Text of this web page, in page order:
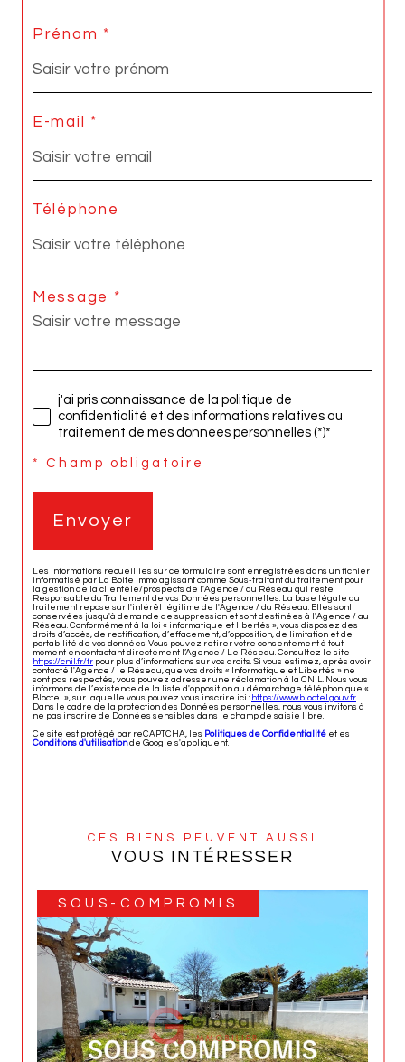
Prénom *
E-mail *
Téléphone
Message *
j'ai pris connaissance de la politique de
confidentialité et des informations relatives au
traitement de mes données personnelles (*)*
* Champ obligatoire
Envoyer
Les informations recueillies sur ce formulaire sont enregistrées dans un fichier
informatisé par La Boite Immo agissant comme Sous-traitant du traitement pour
la gestion de la clientèle/prospects de l'Agence / du Réseau qui reste
Responsable du Traitement de vos Données personnelles. La base légale du
traitement repose sur l'intérêt légitime de l'Agence / du Réseau. Elles sont
conservées jusqu'à demande de suppression et sont destinées à l'Agence / au
Réseau. Conformément à la loi « informatique et libertés », vous disposez des
droits d’accès, de rectification, d’effacement, d’opposition, de limitation et de
portabilité de vos données. Vous pouvez retirer votre consentement à tout
moment en contactant directement l’Agence / Le Réseau. Consultez le site
https://cnil.fr/fr pour plus d’informations sur vos droits. Si vous estimez, après avoir
contacté l'Agence / le Réseau, que vos droits « Informatique et Libertés » ne
sont pas respectés, vous pouvez adresser une réclamation à la CNIL. Nous vous
informons de l’existence de la liste d'opposition au démarchage téléphonique «
Bloctel », sur laquelle vous pouvez vous inscrire ici : https://www.bloctel.gouv.fr.
Dans le cadre de la protection des Données personnelles, nous vous invitons à
ne pas inscrire de Données sensibles dans le champ de saisie libre.
Ce site est protégé par reCAPTCHA, les Politiques de Confidentialité et es
Conditions d'utilisationde Google s'appliquent.
CES BIENS PEUVENT AUSSI
VOUS INTÉRESSER
SOUS-COMPROMIS